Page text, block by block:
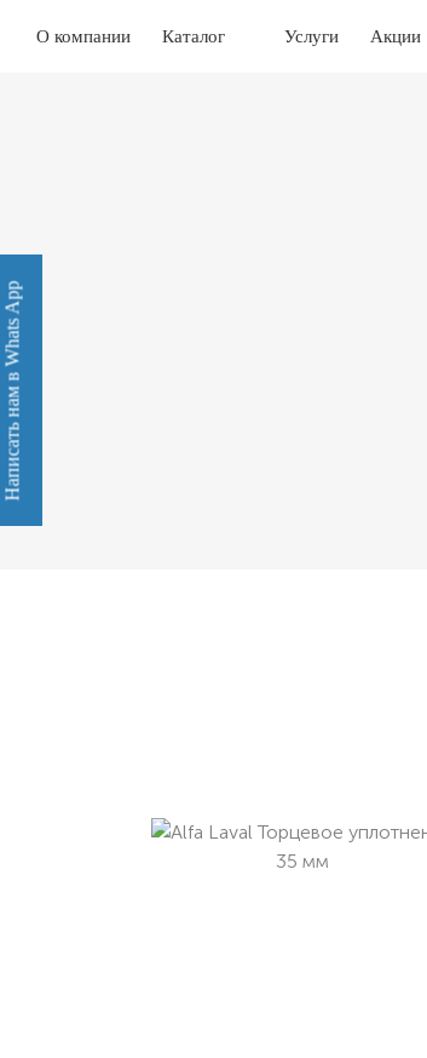
О компании Каталог Услуги Акции
Написать нам в Whats App